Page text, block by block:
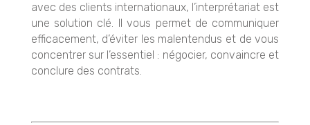
avec des clients internationaux, l’interprétariat est
une solution clé. Il vous permet de communiquer
efficacement, d’éviter les malentendus et de vous
concentrer sur l’essentiel : négocier, convaincre et
conclure des contrats.